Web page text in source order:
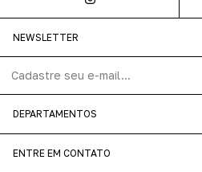
NEWSLETTER
DEPARTAMENTOS
ENTRE EM CONTATO